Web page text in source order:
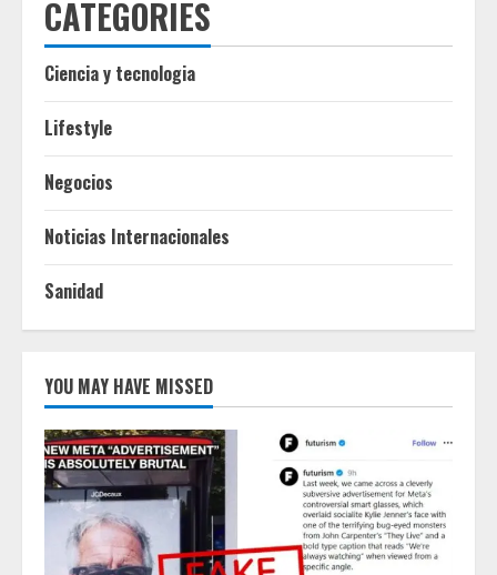
CATEGORIES
Ciencia y tecnologia
Lifestyle
Negocios
Noticias Internacionales
Sanidad
YOU MAY HAVE MISSED